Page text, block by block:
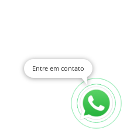
Entre em contato